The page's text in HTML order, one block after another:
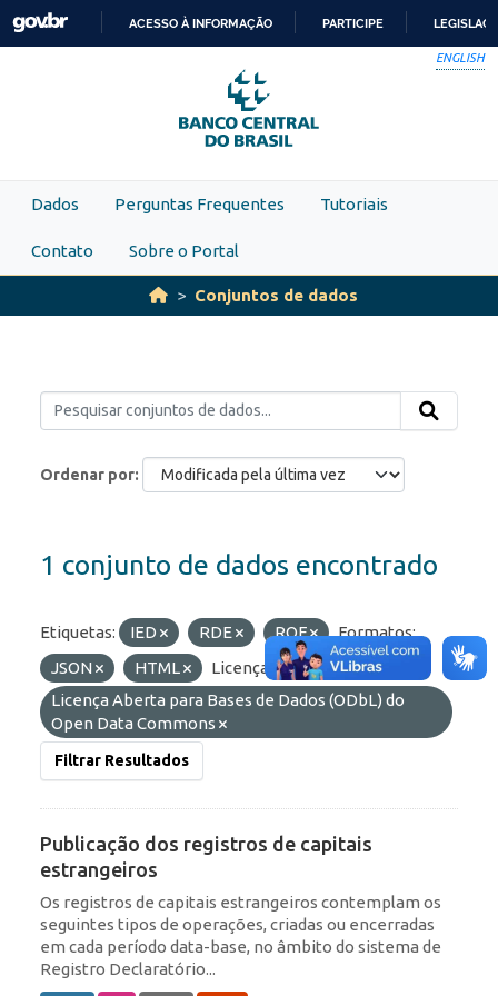
Skip to main content
PARA
O
CONTEÚDO
ACESSO À INFORMAÇÃO PARTICIPE
ENGLISH
Dados Perguntas Frequentes Tutoriais
Contato Sobre o Portal
Conjuntos de dados
Ordenar por
1 conjunto de dados encontrado
Etiquetas: IED RDE ROF
Formatos:
JSON
HTML
Licenças:
Licença Aberta para Bases de Dados (ODbL) do
Open Data Commons
Filtrar Resultados
Publicação dos registros de capitais
estrangeiros
Os registros de capitais estrangeiros contemplam os
seguintes tipos de operações, criadas ou encerradas
em cada período data-base, no âmbito do sistema de
Registro Declaratório...